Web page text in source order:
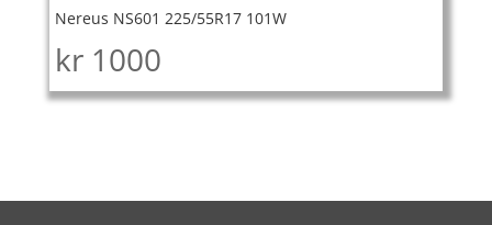
Nereus NS601 225/55R17 101W
kr 1000